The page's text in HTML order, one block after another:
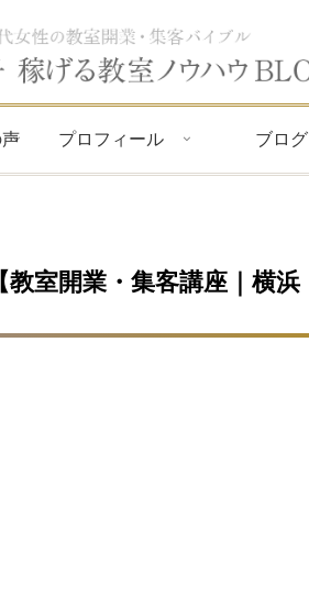
プロフィール ブログ
室開業・集客講座｜横浜